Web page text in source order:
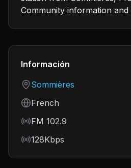
Community information and
Información
Country
Sommières
Language
French
Frequency
FM 102.9
Bitrate
128Kbps